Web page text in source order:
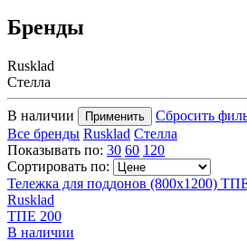
Бренды
Rusklad
Стелла
В наличии Применить
Сбросить
Все бренды Rusklad Стелла
Показывать по: 30 60 120
Сортировать по:
Тележка для поддонов (800х1200)
Rusklad
ТПЕ 200
В наличии